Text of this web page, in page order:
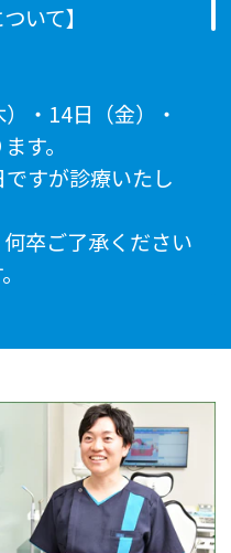
いて】
・14日（金）・
す。
すが診療いたし
卒ご了承ください
き、誠にありがと
休診とさせていた